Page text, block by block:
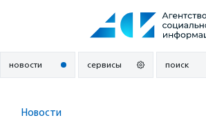
новости сервисы поиск
Новости